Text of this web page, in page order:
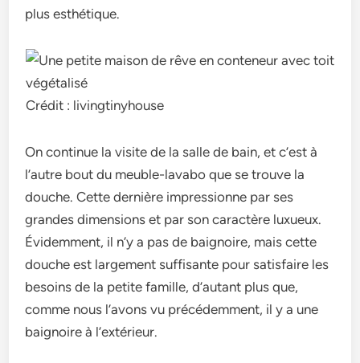
plus esthétique.
Crédit : livingtinyhouse
On continue la visite de la salle de bain, et c’est à
l’autre bout du meuble-lavabo que se trouve la
douche. Cette dernière impressionne par ses
grandes dimensions et par son caractère luxueux.
Évidemment, il n’y a pas de baignoire, mais cette
douche est largement suffisante pour satisfaire les
besoins de la petite famille, d’autant plus que,
comme nous l’avons vu précédemment, il y a une
baignoire à l’extérieur.